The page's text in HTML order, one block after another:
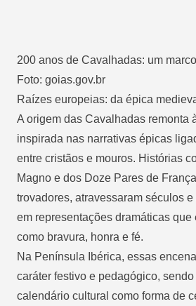
200 anos de Cavalhadas: um
Foto: goias.gov.br
Raízes europeias: da épica
A origem das Cavalhadas remonta
inspirada nas narrativas épicas
entre cristãos e mouros. Histórias
Magno e dos Doze Pares de
trovadores, atravessaram séculos
em representações dramáticas
como bravura, honra e fé.
Na Península Ibérica, essas
caráter festivo e pedagógico,
calendário cultural como forma de